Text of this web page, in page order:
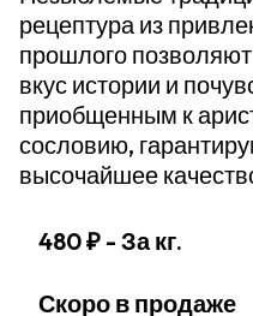
рецептура из
прошлого
вкус истории и
приобщенным к
сословию,
высочайшее
480 ₽ - За кг.
Скоро в продаже